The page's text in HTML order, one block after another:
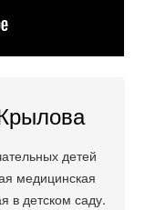
детей
медицинская
в детском саду.